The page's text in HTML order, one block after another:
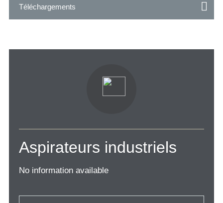
Téléchargements
Aspirateurs industriels
No information available